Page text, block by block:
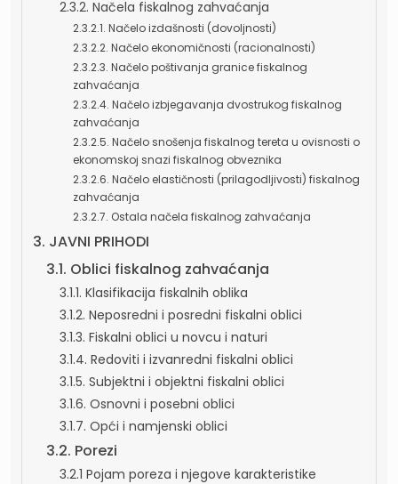
2.3.2. Načela fiskalnog zahvaćanja
2.3.2.1. Načelo izdašnosti (dovoljnosti)
2.3.2.2. Načelo ekonomičnosti (racionalnosti)
2.3.2.3. Načelo poštivanja granice fiskalnog
zahvaćanja
2.3.2.4. Načelo izbjegavanja dvostrukog fiskalnog
zahvaćanja
2.3.2.5. Načelo snošenja fiskalnog tereta u ovisnosti o
ekonomskoj snazi fiskalnog obveznika
2.3.2.6. Načelo elastičnosti (prilagodljivosti) fiskalnog
zahvaćanja
2.3.2.7. Ostala načela fiskalnog zahvaćanja
3. JAVNI PRIHODI
3.1. Oblici fiskalnog zahvaćanja
3.1.1. Klasifikacija fiskalnih oblika
3.1.2. Neposredni i posredni fiskalni oblici
3.1.3. Fiskalni oblici u novcu i naturi
3.1.4. Redoviti i izvanredni fiskalni oblici
3.1.5. Subjektni i objektni fiskalni oblici
3.1.6. Osnovni i posebni oblici
3.1.7. Opći i namjenski oblici
3.2. Porezi
3.2.1 Pojam poreza i njegove karakteristike